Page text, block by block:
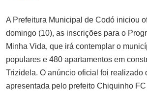
A Prefeitura Municipal de Codó iniciou
domingo (10), as inscrições para o
Minha Vida, que irá contemplar o
populares e 480 apartamentos em
Trizidela. O anúncio oficial foi realizado
apresentada pelo prefeito Chiquinho